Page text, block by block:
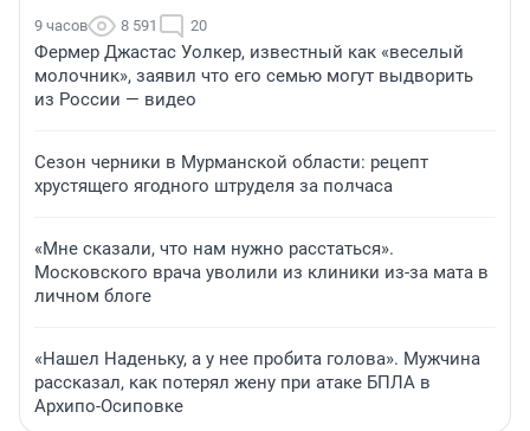
9 часов 8 591 20
Фермер Джастас Уолкер, известный как «веселый
молочник», заявил что его семью могут выдворить
из России — видео
Сезон черники в Мурманской области: рецепт
хрустящего ягодного штруделя за полчаса
«Мне сказали, что нам нужно расстаться».
Московского врача уволили из клиники из-за мата в
личном блоге
«Нашел Наденьку, а у нее пробита голова». Мужчина
рассказал, как потерял жену при атаке БПЛА в
Архипо-Осиповке